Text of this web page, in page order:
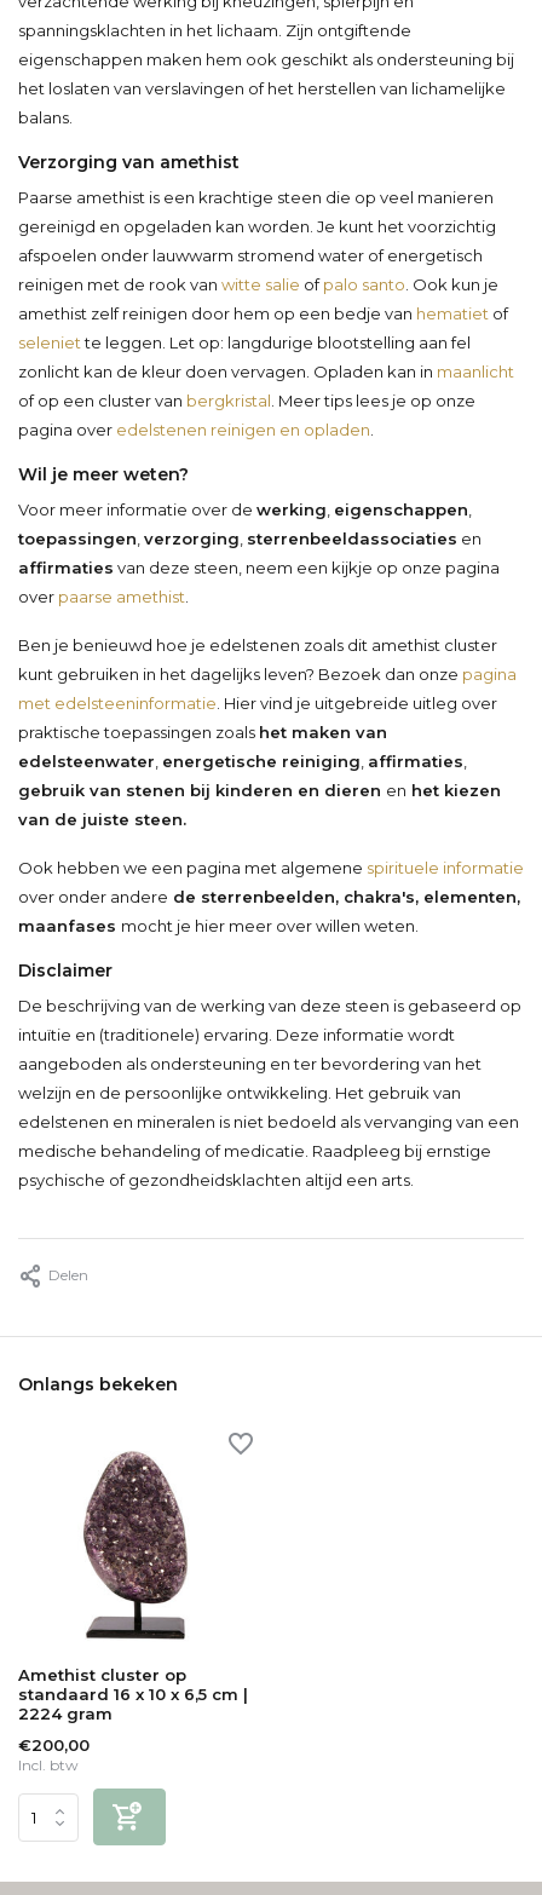
spanningsklachten in het lichaam. Zijn ontgiftende
eigenschappen maken hem ook geschikt als ondersteuning bij
het loslaten van verslavingen of het herstellen van lichamelijke
balans.
Verzorging van amethist
Paarse amethist is een krachtige steen die op veel manieren
gereinigd en opgeladen kan worden. Je kunt het voorzichtig
afspoelen onder lauwwarm stromend water of energetisch
reinigen met de rook van witte salie ofpalo santo . Ook kun je
amethist zelf reinigen door hem op een bedje van hematiet of
seleniette leggen. Let op: langdurige blootstelling aan fel
zonlicht kan de kleur doen vervagen. Opladen kan in maanlicht
of op een cluster van bergkristal . Meer tips lees je op onze
pagina over edelstenen reinigen en opladen
Wil je meer weten?
Voor meer informatie over de werking eigenschappen
toepassingen verzorging sterrenbeeldassociaties en
affirmaties van deze steen, neem een kijkje op onze pagina
over paarse amethist
Ben je benieuwd hoe je edelstenen zoals dit amethist cluster
kunt gebruiken in het dagelijks leven? Bezoek dan onze pagina
met edelsteeninformatie . Hier vind je uitgebreide uitleg over
praktische toepassingen zoals het maken van
edelsteenwater energetische reiniging affirmaties
gebruik van stenen bij kinderen en dieren en het kiezen
van de juiste steen.
Ook hebben we een pagina met algemene spirituele informatie
over onder andere de sterrenbeelden, chakra's, elementen,
maanfases mocht je hier meer over willen weten.
Disclaimer
De beschrijving van de werking van deze steen is gebaseerd op
intuïtie en (traditionele) ervaring. Deze informatie wordt
aangeboden als ondersteuning en ter bevordering van het
welzijn en de persoonlijke ontwikkeling. Het gebruik van
edelstenen en mineralen is niet bedoeld als vervanging van een
medische behandeling of medicatie. Raadpleeg bij ernstige
psychische of gezondheidsklachten altijd een arts.
Delen
Onlangs bekeken
Amethist cluster op
standaard 16 x 10 x 6,5 cm |
2224 gram
€200,00
Incl. btw